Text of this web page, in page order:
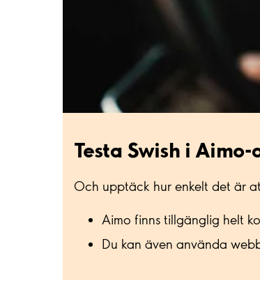
Testa Swish i
Och upptäck hur enkelt det är
Aimo finns tillgänglig helt
Du kan även använda